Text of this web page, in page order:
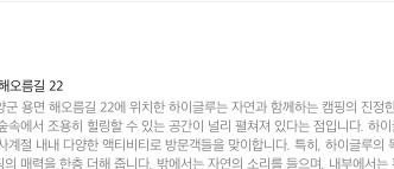
오름길 22
용면 해오름길 22에 위치한 하이글루는 자연과 함께하는 캠핑의 진정
속에서 조용히 힐링할 수 있는 공간이 널리 펼쳐져 있다는 점입니다. 하
계절 내내 다양한 액티비티로 방문객들을 맞이합니다. 특히, 하이글루의
매력을 한층 더해 줍니다. 밖에서는 자연의 소리를 들으며, 내부에서